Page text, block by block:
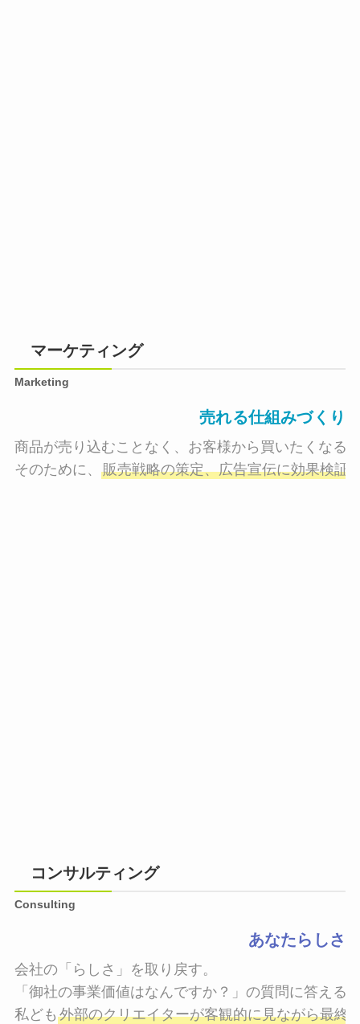
マーケティング
Marketing
売れる仕組みづくり
商品が売り込むことなく、お客様から買いたくなる
そのために、 販売戦略の策定、広告宣伝に効果検証
コンサルティング
Consulting
あなたらしさ
会社の「らしさ」を取り戻す。
「御社の事業価値はなんですか？」の質問に答える
私ども 外部のクリエイターが客観的に見ながら最終